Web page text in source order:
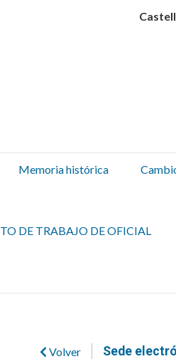
Memoria histórica
DE TRABAJO DE OFICIAL
Volver Sede